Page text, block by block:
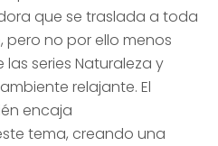
que se traslada a toda
pero no por ello menos
series Naturaleza y
relajante. El
encaja
tema, creando una